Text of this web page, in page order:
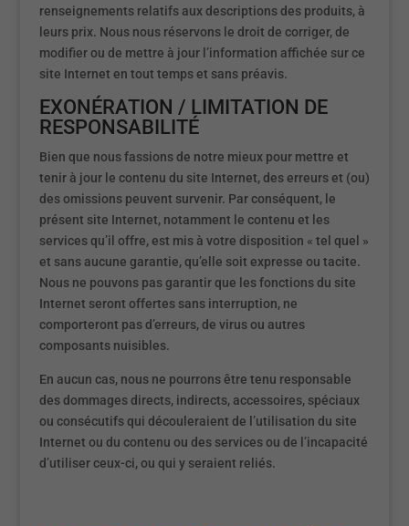
renseignements relatifs aux descriptions des produits, à
leurs prix. Nous nous réservons le droit de corriger, de
modifier ou de mettre à jour l’information affichée sur ce
site Internet en tout temps et sans préavis.
EXONÉRATION / LIMITATION DE
RESPONSABILITÉ
Bien que nous fassions de notre mieux pour mettre et
tenir à jour le contenu du site Internet, des erreurs et (ou)
des omissions peuvent survenir. Par conséquent, le
présent site Internet, notamment le contenu et les
services qu’il offre, est mis à votre disposition « tel quel »
et sans aucune garantie, qu’elle soit expresse ou tacite.
Nous ne pouvons pas garantir que les fonctions du site
Internet seront offertes sans interruption, ne
comporteront pas d’erreurs, de virus ou autres
composants nuisibles.
En aucun cas, nous ne pourrons être tenu responsable
des dommages directs, indirects, accessoires, spéciaux
ou consécutifs qui découleraient de l’utilisation du site
Internet ou du contenu ou des services ou de l’incapacité
d’utiliser ceux-ci, ou qui y seraient reliés.